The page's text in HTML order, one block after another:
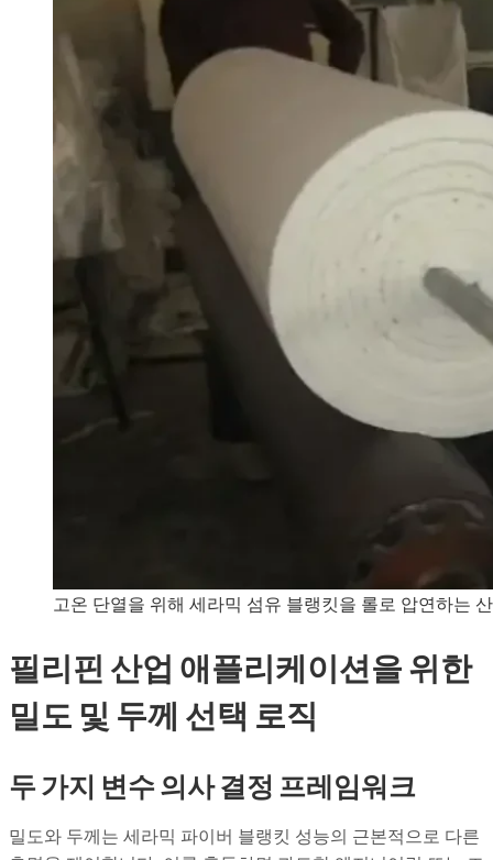
고온 단열을 위해 세라믹 섬유 블랭킷을 롤로 압연하는
필리핀 산업 애플리케이션을 위한
밀도 및 두께 선택 로직
두 가지 변수 의사 결정 프레임워크
밀도와 두께는 세라믹 파이버 블랭킷 성능의 근본적으로 다른